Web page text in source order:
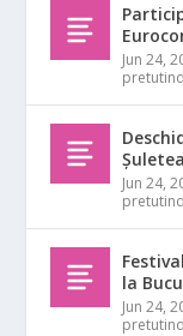
Jun 24,
Jun 24,
la
Jun 24,